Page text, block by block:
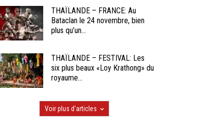
THAÏLANDE – FRANCE: Au
Bataclan le 24 novembre, bien
plus qu’un...
THAÏLANDE – FESTIVAL: Les
six plus beaux «Loy Krathong» du
royaume...
Voir plus d'articles